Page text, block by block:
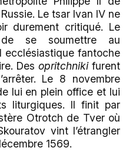
Le tsar Ivan IV ne
durement critiqué. Le
de se soumettre au
ecclésiastique fantoche
Desopritchnikifurent
Le 8 novembre
lui en plein office et lui
liturgiques. Il finit par
Otrotch de Tver où
vint l’étrangler
1569.